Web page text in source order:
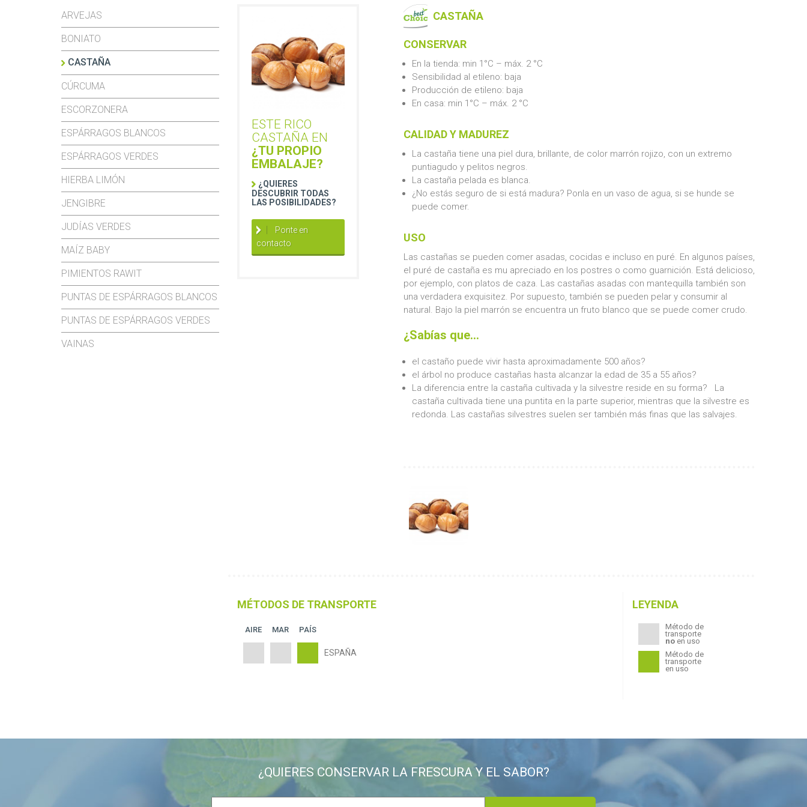
ARVEJAS
BONIATO
CASTAÑA
CÚRCUMA
ESCORZONERA
ESPÁRRAGOS BLANCOS
ESPÁRRAGOS VERDES
HIERBA LIMÓN
JENGIBRE
JUDÍAS VERDES
MAÍZ BABY
PIMIENTOS RAWIT
PUNTAS DE ESPÁRRAGOS BLANCOS
PUNTAS DE ESPÁRRAGOS VERDES
VAINAS
ESTE RICO
CASTAÑA EN
¿TU PROPIO
EMBALAJE?
¿QUIERES
DESCUBRIR TODAS
LAS POSIBILIDADES?
Ponte en
contacto
CASTAÑA
CONSERVAR
En la tienda: min 1°C – máx. 2 °C
Sensibilidad al etileno: baja
Producción de etileno: baja
En casa: min 1°C – máx. 2 °C
CALIDAD Y MADUREZ
La castaña tiene una piel dura, brillante, de color marrón rojizo, con un extremo
puntiagudo y pelitos negros.
La castaña pelada es blanca.
¿No estás seguro de si está madura? Ponla en un vaso de agua, si se hunde se
puede comer.
USO
Las castañas se pueden comer asadas, cocidas e incluso en puré. En algunos países,
el puré de castaña es mu apreciado en los postres o como guarnición. Está delicioso,
por ejemplo, con platos de caza. Las castañas asadas con mantequilla también son
una verdadera exquisitez. Por supuesto, también se pueden pelar y consumir al
natural. Bajo la piel marrón se encuentra un fruto blanco que se puede comer crudo.
¿Sabías que...
el castaño puede vivir hasta aproximadamente 500 años?
el árbol no produce castañas hasta alcanzar la edad de 35 a 55 años?
La diferencia entre la castaña cultivada y la silvestre reside en su forma? La
castaña cultivada tiene una puntita en la parte superior, mientras que la silvestre es
redonda. Las castañas silvestres suelen ser también más finas que las salvajes.
MÉTODOS DE TRANSPORTE
AIRE MAR PAÍS
ESPAÑA
LEYENDA
Método de
transporte
noen uso
Método de
transporte
en uso
¿QUIERES CONSERVAR LA FRESCURA Y EL SABOR?